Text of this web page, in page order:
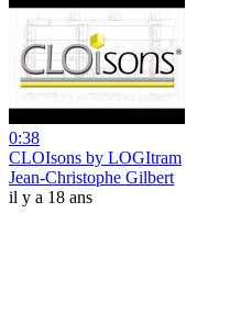
0:38
CLOIsons by LOGItram
Jean-Christophe Gilbert
il y a 18 ans